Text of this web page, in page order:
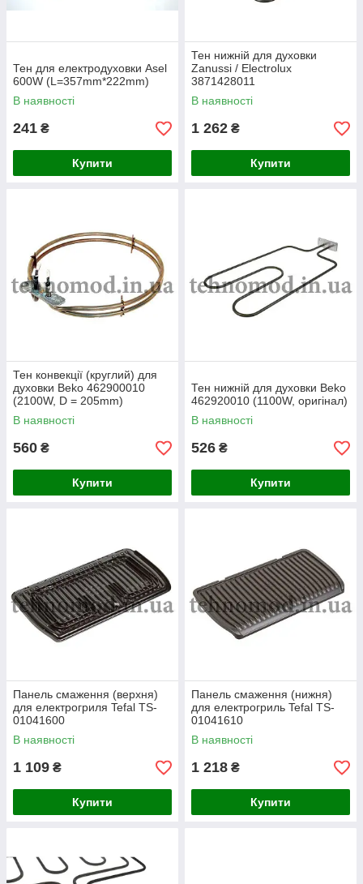
Тен для електродуховки Asel
600W (L=357mm*222mm)
В наявності
241 ₴
Купити
Тен нижній для духовки
Zanussi / Electrolux
3871428011
(1000W,L=450mm*330mm)
В наявності
1 262 ₴
Купити
Тен конвекції (круглий) для
духовки Beko 462900010
(2100W, D = 205mm)
В наявності
560 ₴
Купити
Тен нижній для духовки Beko
462920010 (1100W, оригінал)
В наявності
526 ₴
Купити
Панель смаження (верхня)
для електрогриля Tefal TS-
01041600
В наявності
1 109 ₴
Купити
Панель смаження (нижня)
для електрогриль Tefal TS-
01041610
В наявності
1 218 ₴
Купити